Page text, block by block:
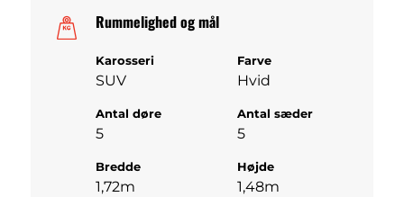
Rummelighed og mål
Karosseri
SUV
Farve
Hvid
Antal døre
5
Antal sæder
5
Bredde
1,72m
Højde
1,48m